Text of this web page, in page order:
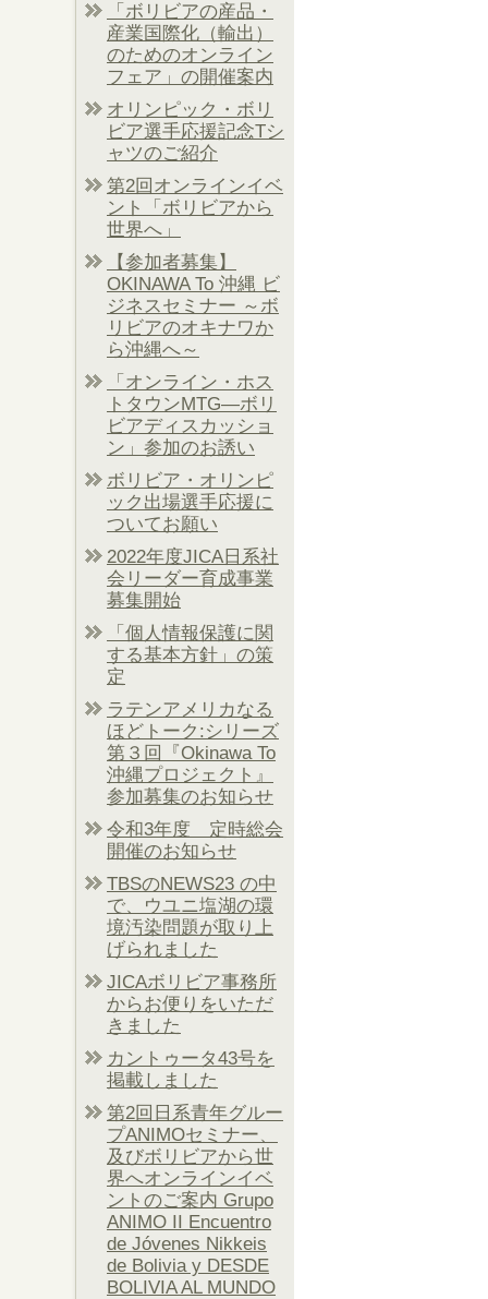
「ボリビアの産品・
産業国際化（輸出）
のためのオンライン
フェア」の開催案内
オリンピック・ボリ
ビア選手応援記念Tシ
ャツのご紹介
第2回オンラインイベ
ント「ボリビアから
世界へ」
【参加者募集】
OKINAWA To 沖縄 ビ
ジネスセミナー ～ボ
リビアのオキナワか
ら沖縄へ～
「オンライン・ホス
トタウンMTG―ボリ
ビアディスカッショ
ン」参加のお誘い
ボリビア・オリンピ
ック出場選手応援に
ついてお願い
2022年度JICA日系社
会リーダー育成事業
募集開始
「個人情報保護に関
する基本方針」の策
定
ラテンアメリカなる
ほどトーク:シリーズ
第３回『Okinawa To
沖縄プロジェクト』
参加募集のお知らせ
令和3年度 定時総会
開催のお知らせ
TBSのNEWS23 の中
で、ウユニ塩湖の環
境汚染問題が取り上
げられました
JICAボリビア事務所
からお便りをいただ
きました
カントゥータ43号を
掲載しました
第2回日系青年グルー
プANIMOセミナー、
及びボリビアから世
界へオンラインイベ
ントのご案内 Grupo
ANIMO II Encuentro
de Jóvenes Nikkeis
de Bolivia y DESDE
BOLIVIA AL MUNDO